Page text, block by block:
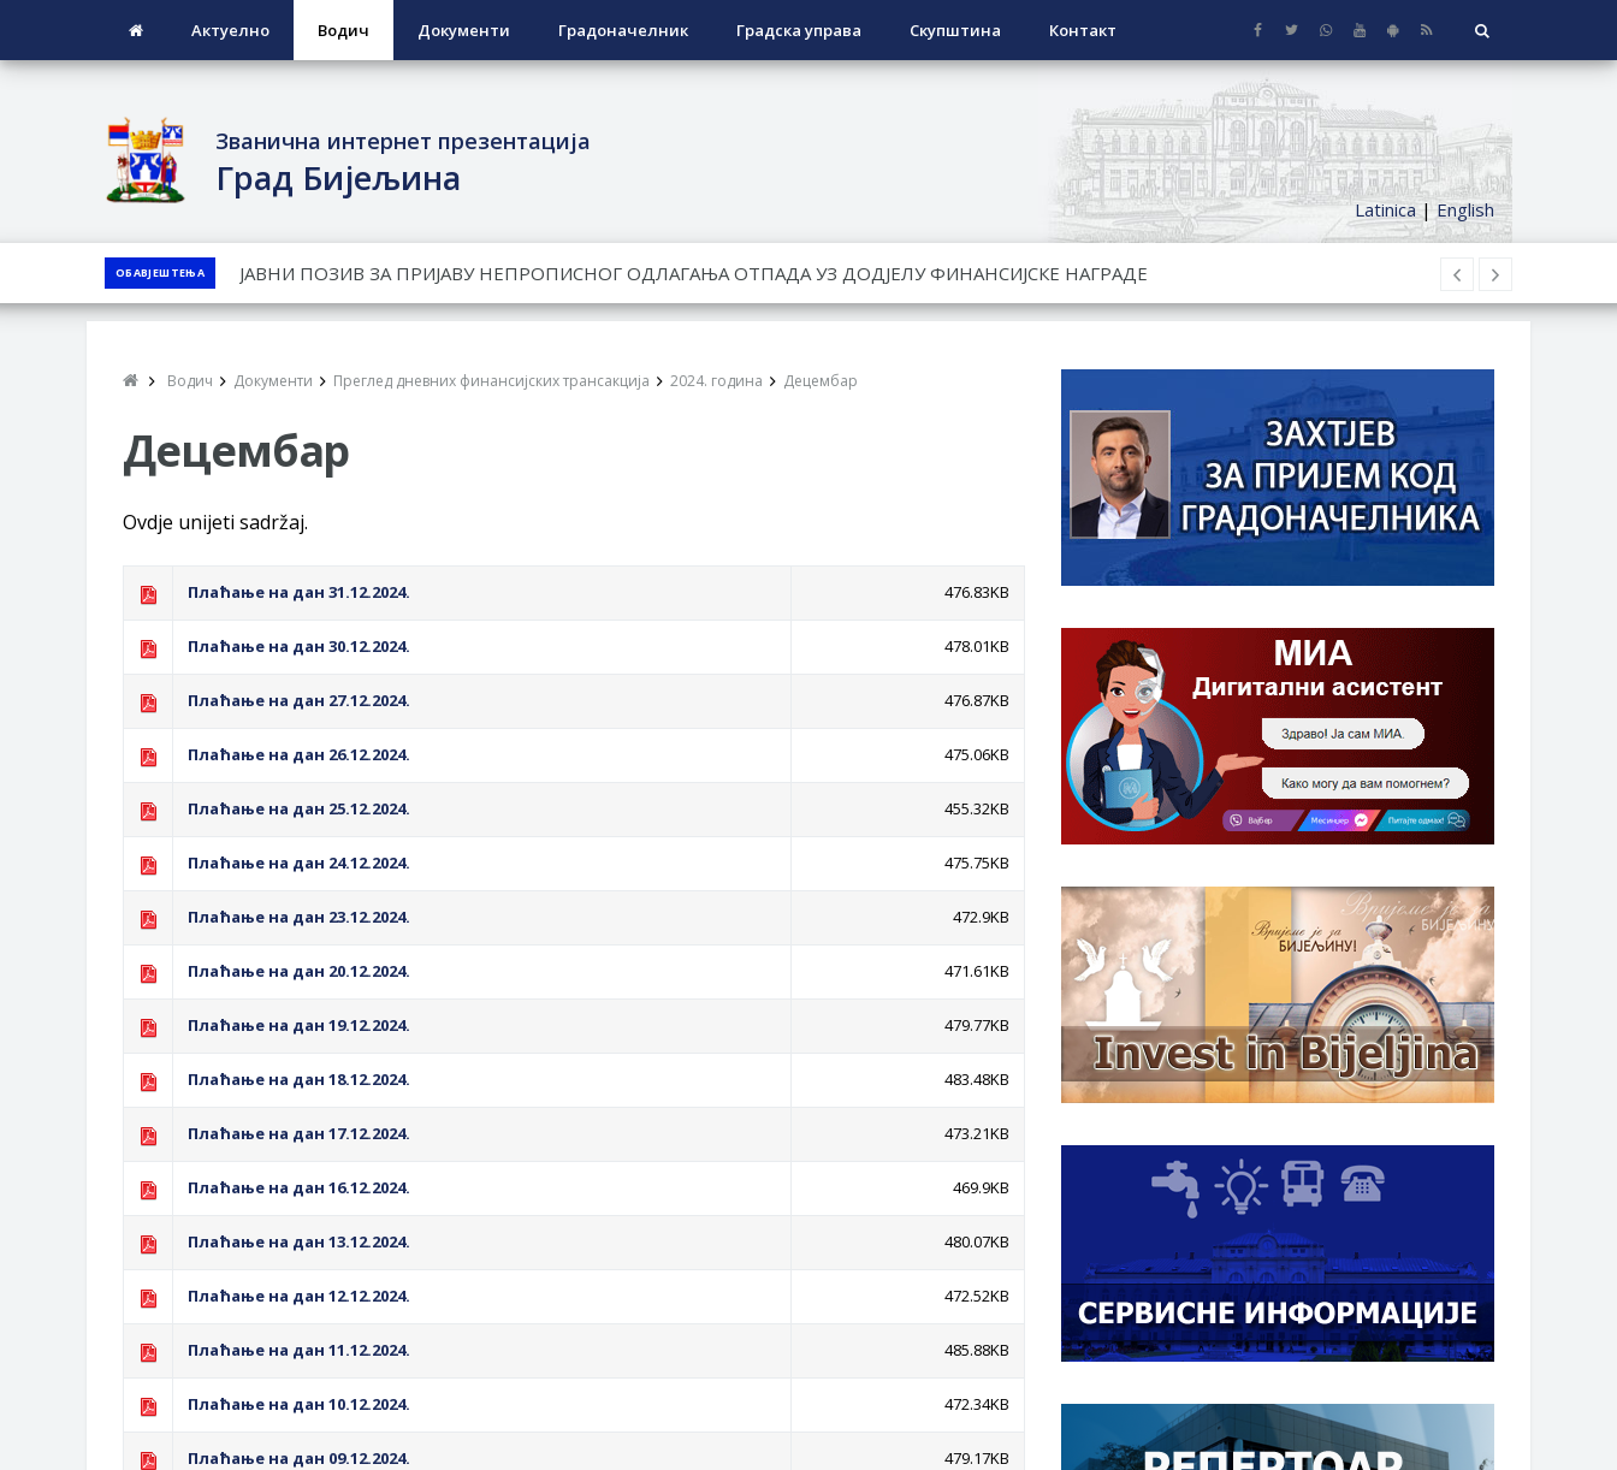
Актуелно Водич Документи Градоначелник Градска управа Скупштина Контакт
Latinica|English
Званична интернет презентација
Град Бијељина
ОБАВЈЕШТЕЊА
ЈАВНИ КОНКУРС ЗА ДОДЈЕЛУ БЕСПОВРАТНИХ СРЕДСТАВА ЗА СУФИНАНСИРАЊЕ КУПОВИНЕ СЕОСКЕ КУЋЕ СА ОКУЋНИЦОМ НА
ТЕРИТОРИЈИ ГРАДА БИЈЕЉИНА ЗА 2026. ГОДИНУ
ПРЕЛИМИНАРНA РАНГ ЛИСТA КАНДИДАТА КОЈИ СУ ОСТВАРИЛИ ПРАВО НА ГРАДСКИ МЈЕСЕЧНИ БОРАЧКИ ДОДАТАК ЗА
ДЕМОБИЛИСАНЕ БОРЦЕ ВОЈСКЕ РЕПУБЛИКЕ СРПСКЕ У СТАЊУ
СОЦИЈАЛНЕ ПОТРЕБЕ
ЈАВНИ ПОЗИВ ЗА НАЈЉЕПШЕ УРЕЂЕНО ДВОРИШТЕ ИНДИВИДУАЛНИХ ДОМАЋИНСТАВА, ДВОРИШТЕ ЗАЈЕДНИЦА ЕТАЖНИХ
ВЛАСНИКА И ЈАВНИ ПРОСТОР У МЈЕСНИМ ЗАЈЕДНИЦАМА НА ТЕРИТОРИЈИ ГРАДА БИЈЕЉИНА
Oд 27. јула пријем захтјева за новчану помоћ за набавку школског прибора основцима
Захтјев за издавање ПОНОСНЕ КАРТИЦЕ
ЈАВНИ ПОЗИВ ЗА ПРИЈАВУ НЕПРОПИСНОГ ОДЛАГАЊА ОТПАДА УЗ ДОДЈЕЛУ ФИНАНСИЈСКЕ НАГРАДЕ
Водич Документи Преглед дневних финансијских трансакција 2024. година Децембар
Децембар
Ovdje unijeti sadržaj.
Плаћање на дан 31.12.2024. 476.83KB
Плаћање на дан 30.12.2024. 478.01KB
Плаћање на дан 27.12.2024. 476.87KB
Плаћање на дан 26.12.2024. 475.06KB
Плаћање на дан 25.12.2024. 455.32KB
Плаћање на дан 24.12.2024. 475.75KB
Плаћање на дан 23.12.2024. 472.9KB
Плаћање на дан 20.12.2024. 471.61KB
Плаћање на дан 19.12.2024. 479.77KB
Плаћање на дан 18.12.2024. 483.48KB
Плаћање на дан 17.12.2024. 473.21KB
Плаћање на дан 16.12.2024. 469.9KB
Плаћање на дан 13.12.2024. 480.07KB
Плаћање на дан 12.12.2024. 472.52KB
Плаћање на дан 11.12.2024. 485.88KB
Плаћање на дан 10.12.2024. 472.34KB
Плаћање на дан 09.12.2024. 479.17KB